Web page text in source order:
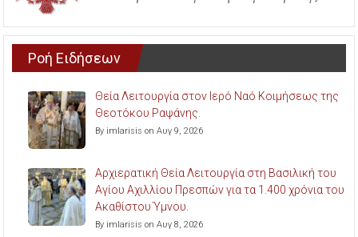
Ροή Ειδήσεων
Θεία Λειτουργία στον Ιερό Ναό Κοιμήσεως της
Θεοτόκου Ραψάνης.
By imlarisis on Αυγ 9, 2026
Αρχιερατική Θεία Λειτουργία στη Βασιλική του
Αγίου Αχιλλίου Πρεσπών για τα 1.400 χρόνια του
Ακαθίστου Ύμνου.
By imlarisis on Αυγ 8, 2026